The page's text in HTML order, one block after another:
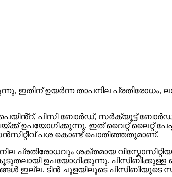
ഇതിന് ഉയർന്ന താപനില പ്രതിരോധം,
പെയിൻ്റ്, പിസി ബോർഡ്, സർക്യൂട്ട്
ഉപയോഗിക്കുന്നു. ഇത് വൈറ്റ് ലൈറ്റ്
സെൻസിറ്റീവ് പശ കൊണ്ട് പൊതിഞ്ഞതുമാണ്.
പ്രതിരോധവും ശക്തമായ
ഉപയോഗിക്കുന്നു. പിസിബിക്കുള്ള
ഇല്ല. ടിൻ ചൂളയിലൂടെ പിസിബിയുടെ